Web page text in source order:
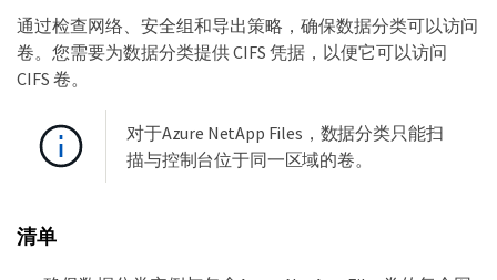
通过检查网络、安全组和导出策略，确保数据分类可以访问
卷。您需要为数据分类提供 CIFS 凭据，以便它可以访问
CIFS 卷。
对于Azure NetApp Files，数据分类只能扫
描与控制台位于同一区域的卷。
清单